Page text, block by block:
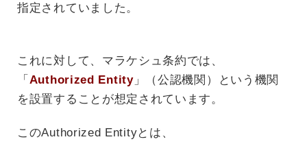
指定されていました。
これに対して、マラケシュ条約では、
「 Authorized Entity」（公認機関）という機関
を設置することが想定されています。
このAuthorized Entityとは、